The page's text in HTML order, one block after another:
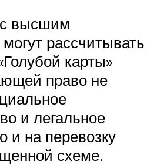
высшим
рассчитывать
карты»
право не
и легальное
и на перевозку
схеме.